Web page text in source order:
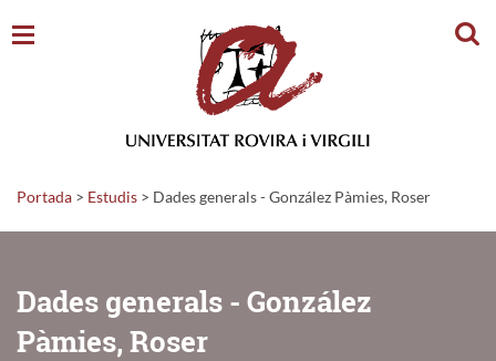
Portada > Estudis > Dades generals - González Pàmies, Roser
Dades generals - González
Pàmies, Roser